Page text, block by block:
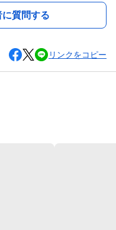
質問する
リンクをコピー